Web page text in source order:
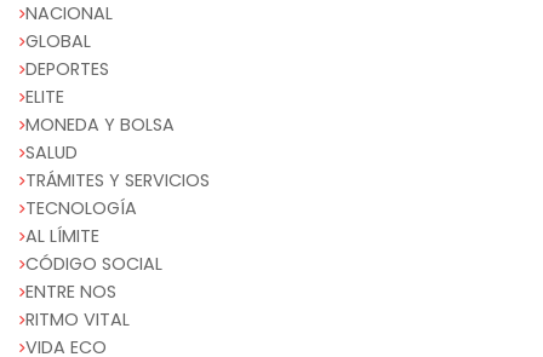
NACIONAL
GLOBAL
DEPORTES
ELITE
MONEDA Y BOLSA
SALUD
TRÁMITES Y SERVICIOS
TECNOLOGÍA
AL LÍMITE
CÓDIGO SOCIAL
ENTRE NOS
RITMO VITAL
VIDA ECO